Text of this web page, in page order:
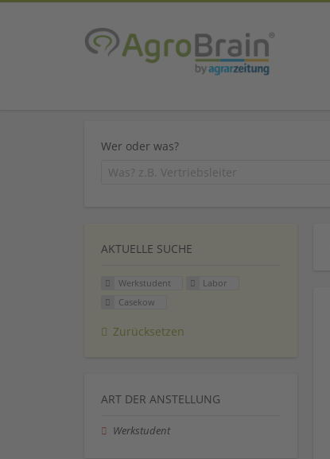
Wer oder was?
AKTUELLE SUCHE
Werkstudent
Labor
Casekow
Zurücksetzen
ART DER ANSTELLUNG
Werkstudent